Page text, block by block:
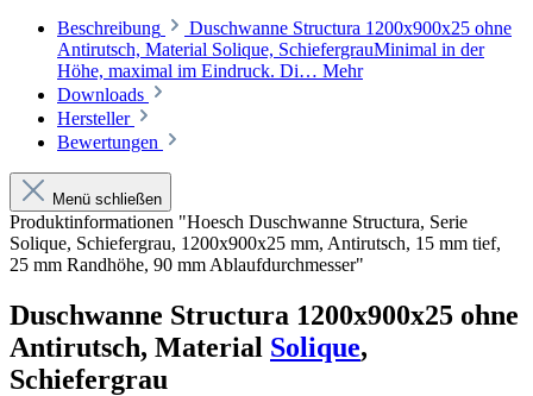
Beschreibung
Duschwanne Structura 1200x900x25 ohne
Antirutsch, Material Solique, SchiefergrauMinimal in der
Höhe, maximal im Eindruck. Di… Mehr
Downloads
Hersteller
Bewertungen
Menü schließen
Produktinformationen "Hoesch Duschwanne Structura, Serie
Solique, Schiefergrau, 1200x900x25 mm, Antirutsch, 15 mm tief,
25 mm Randhöhe, 90 mm Ablaufdurchmesser"
Duschwanne Structura 1200x900x25 ohne
Antirutsch, Material Solique,
Schiefergrau